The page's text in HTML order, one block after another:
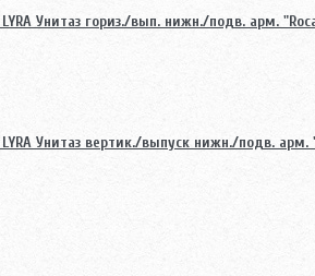
Унитаз гориз./вып. нижн./подв. арм.
Унитаз вертик./выпуск нижн./подв. арм.